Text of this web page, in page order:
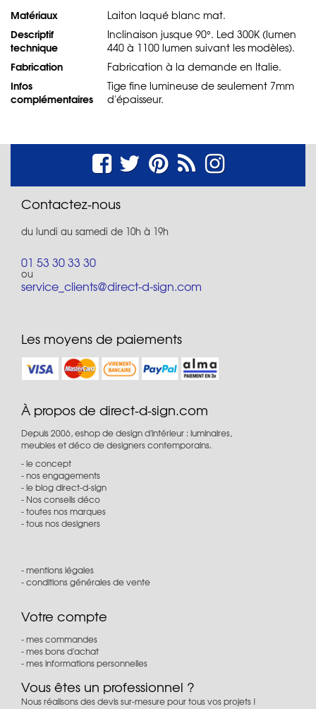
Matériaux Laiton laqué blanc mat.
Descriptif
technique
Inclinaison jusque 90°. Led 300K (lumen
440 à 1100 lumen suivant les modèles).
Fabrication Fabrication à la demande en Italie.
Infos
complémentaires
Tige fine lumineuse de seulement 7mm
d'épaisseur.
Contactez-nous
du lundi au samedi de 10h à 19h
01 53 30 33 30
ou
service_clients@direct-d-sign.com
Les moyens de paiements
À propos de direct-d-sign.com
Depuis 2006, eshop de design d'intérieur : luminaires,
meubles et déco de designers contemporains.
le concept
nos engagements
le blog direct-d-sign
Nos conseils déco
toutes nos marques
tous nos designers
mentions légales
conditions générales de vente
Votre compte
mes commandes
mes bons d'achat
mes informations personnelles
Vous êtes un professionnel ?
Nous réalisons des devis sur-mesure pour tous vos projets !